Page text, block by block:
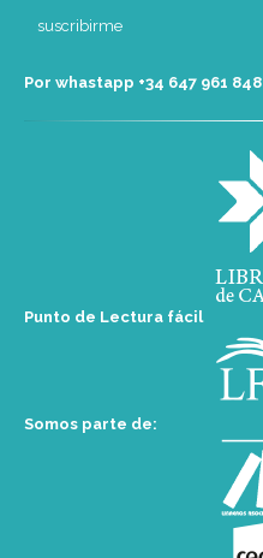
Por whastapp +34 ‭647 961 848‬
Punto de Lectura fácil
Somos parte de: